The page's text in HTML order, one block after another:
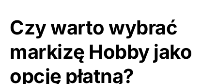
Czy warto wybrać
markizę Hobby jako
opcję płatną?